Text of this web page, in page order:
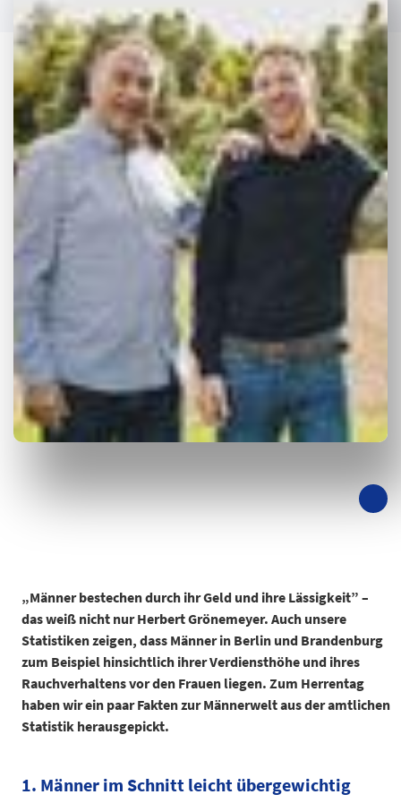
„Männer bestechen durch ihr Geld und ihre Lässigkeit” –
das weiß nicht nur Herbert Grönemeyer. Auch unsere
Statistiken zeigen, dass Männer in Berlin und Brandenburg
zum Beispiel hinsichtlich ihrer Verdiensthöhe und ihres
Rauchverhaltens vor den Frauen liegen. Zum Herrentag
haben wir ein paar Fakten zur Männerwelt aus der amtlichen
Statistik herausgepickt.
1. Männer im Schnitt leicht übergewichtig